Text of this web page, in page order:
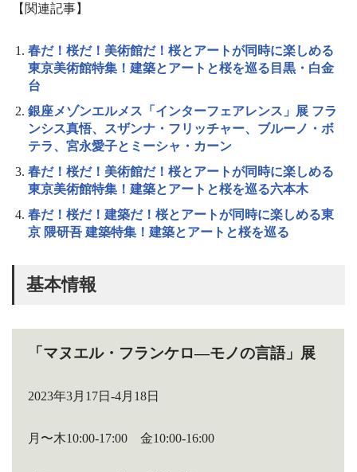
【関連記事】
春だ！桜だ！美術館だ！桜とアートが同時に楽しめる
東京美術館特集！建築とアートと桜を巡る目黒・白金
台
銀座メゾンエルメス「インターフェアレンス」展 フラ
ンシス真悟、スザンナ・フリッチャー、ブルーノ・ボ
テラ、宮永愛子とミーシャ・カーン
春だ！桜だ！美術館だ！桜とアートが同時に楽しめる
東京美術館特集！建築とアートと桜を巡る六本木
春だ！桜だ！建築だ！桜とアートが同時に楽しめる東
京 隈研吾 建築特集！建築とアートと桜を巡る
基本情報
「マヌエル・フランケロ―モノの言語」展
2023年3月17日-4月18日
月〜木10:00-17:00 金10:00-16:00